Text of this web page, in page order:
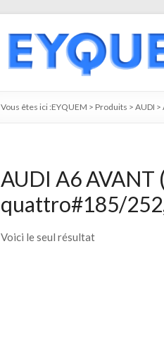
Vous êtes ici :EYQUEM > Produits > AUDI >
AUDI A6 AVANT
quattro#185/
Voici le seul résultat